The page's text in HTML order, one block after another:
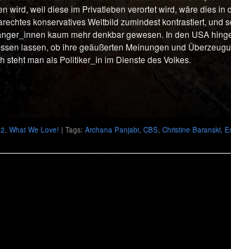
wird, weil diese im Privatleben verortet wird, wäre dies in
konservatives Weltbild zumindest kontrastiert, und
kaum mehr denkbar gewesen. In den USA
lassen, ob ihre geäußerten Meinungen und
steht man als Politiker_in im Dienste des Volkes.
, What We Love! | Tags: Archana Panjabi, CBS, Christine Baranski,